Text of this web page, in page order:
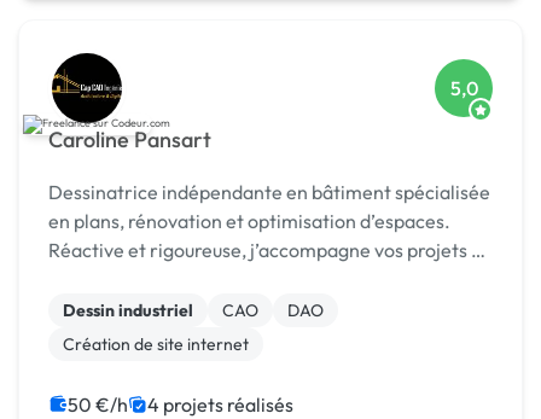
Caroline Pansart
5,0
Dessinatrice indépendante en bâtiment spécialisée
en plans, rénovation et optimisation d’espaces.
Réactive et rigoureuse, j’accompagne vos projets de
Dessin industriel CAO
DAO
Création de site internet
50 €/h 4 projets réalisés